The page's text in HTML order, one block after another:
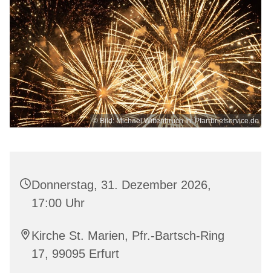
© Bild: Michael Wittenbruch In: Pfarrbriefservice.de
Donnerstag, 31. Dezember 2026,
17:00 Uhr
Kirche St. Marien, Pfr.-Bartsch-Ring
17, 99095 Erfurt